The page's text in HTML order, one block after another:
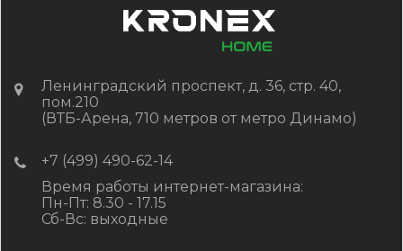
Ленинградский проспект, д. 36, стр. 40,
пом.210
(ВТБ-Арена, 710 метров от метро Динамо)
+7 (499) 490-62-14
Время работы интернет-магазина:
Пн-Пт: 8.30 - 17.15
Сб-Вс: выходные